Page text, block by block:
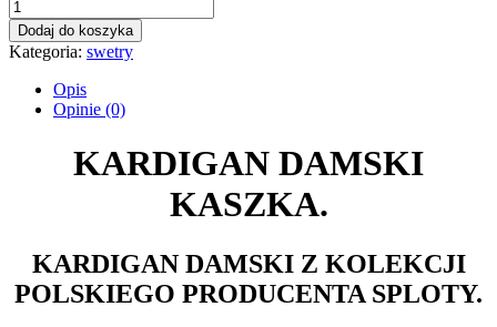
Dodaj do koszyka
Kategoria: swetry
Opis
Opinie (0)
KARDIGAN DAMSKI
KASZKA.
KARDIGAN DAMSKI Z KOLEKCJI
POLSKIEGO PRODUCENTA SPLOTY.